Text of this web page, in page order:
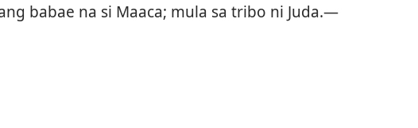
babae na si Maaca; mula sa tribo ni Juda.​—